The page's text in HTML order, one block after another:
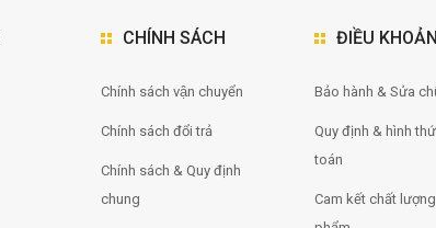
CHÍNH SÁCH
Chính sách vận chuyển
Chính sách đổi trả
Chính sách & Quy định
chung
ĐIỀU
Bảo hành & Sửa
Quy định & hình
toán
Cam kết chất